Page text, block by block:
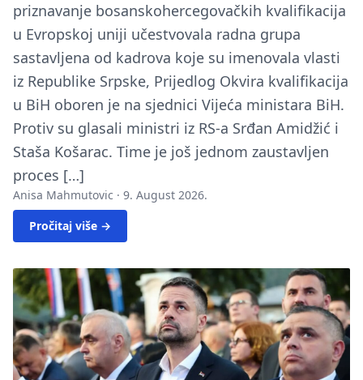
Kontakt
priznavanje bosanskohercegovačkih kvalifikacija
u Evropskoj uniji učestvovala radna grupa
sastavljena od kadrova koje su imenovala vlasti
iz Republike Srpske, Prijedlog Okvira kvalifikacija
u BiH oboren je na sjednici Vijeća ministara BiH.
Protiv su glasali ministri iz RS-a Srđan Amidžić i
Staša Košarac. Time je još jednom zaustavljen
proces […]
Anisa Mahmutovic · 9. August 2026.
Pročitaj više →